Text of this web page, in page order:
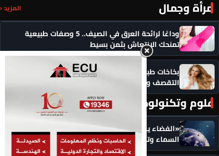
مرأة وجمال المزيد ‹
وداعًا لرائحة العرق في الصيف.. 5 وصفات طبيعية
تمنحك الانتعاش بثمن بسيط
بخاخات طبيعية لترطيب الشعر يوميًا .. لحمايته من
التقصف والجفاف
علوم وتكنولوجيا
«الفضاء يقصف الأرض».. أطنان من الحطام تهوي من
السماء وتحذيرات عالمية من الخطر القادم